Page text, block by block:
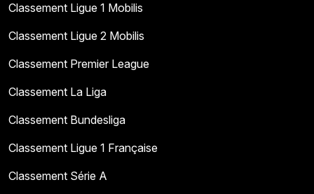
Classement Ligue 1 Mobilis
Classement Ligue 2 Mobilis
Classement Premier League
Classement La Liga
Classement Bundesliga
Classement Ligue 1 Française
Classement Série A